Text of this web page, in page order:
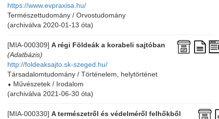
https://www.evpraxisa.hu/
Természettudomány / Orvostudomány
(archiválva 2020-01-13 óta)
[MIA-000309] A régi Földeák a korabeli sajtóban
(Adatbázis)
http://foldeaksajto.sk-szeged.hu/
Társadalomtudomány / Történelem, helytörténet
⬧ Művészetek / Irodalom
(archiválva 2021-06-30 óta)
[MIA-000330] A természetről és védelméről felhőkből